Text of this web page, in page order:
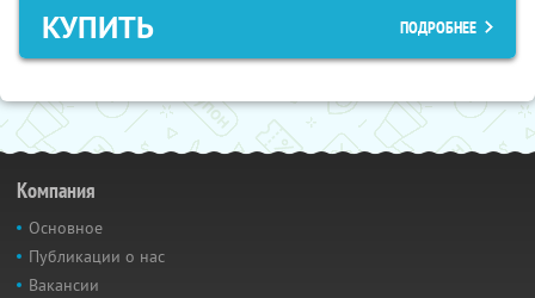
КУПИТЬ ПОДРОБНЕЕ
Компания
Основное
Публикации о нас
Вакансии